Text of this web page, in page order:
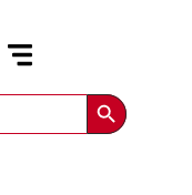
Search